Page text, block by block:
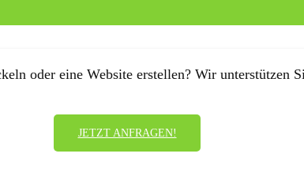
oder eine Website erstellen? Wir unterstützen
JETZT ANFRAGEN!